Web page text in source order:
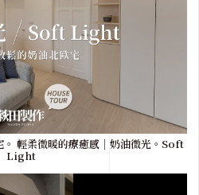
。 輕柔微暖的療癒感｜奶油微光。Soft
Light